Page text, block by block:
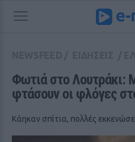
Φωτιά στο Λουτράκι:
φτάσουν οι φλόγες
Κάηκαν σπίτια, πολλές